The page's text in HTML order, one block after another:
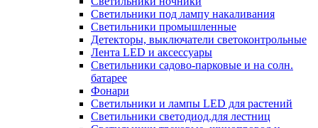
Светильники под лампу накаливания
Светильники промышленные
Детекторы, выключатели светоконтрольные
Лента LED и аксессуары
Светильники садово-парковые и на солн.
батарее
Фонари
Светильники и лампы LED для растений
Светильники светодиод.для лестниц